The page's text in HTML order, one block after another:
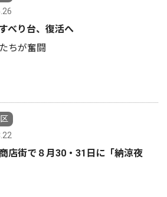
べり台、復活へ
ちが奮闘
店街で８月30・31日に「納涼夜